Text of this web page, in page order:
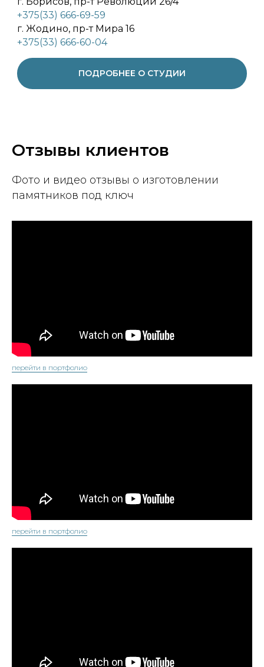
+375(33) 666-69-59
г. Жодино, пр-т Мира 16
+375(33) 666-60-04
ПОДРОБНЕЕ О СТУДИИ
Отзывы клиентов
Фото и видео отзывы о изготовлении
памятников под ключ
перейти в портфолио
перейти в портфолио